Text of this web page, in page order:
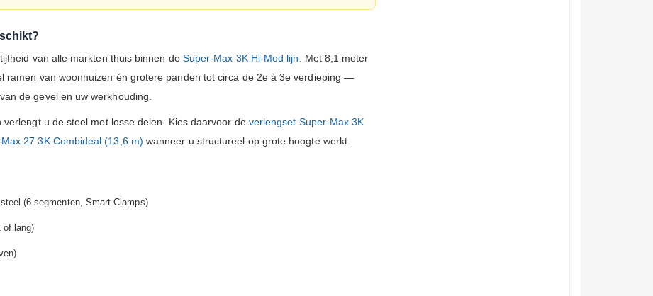
van alle markten thuis binnen de Super-Max 3K Hi-Mod lijn . Met 8,1 meter
ramen van woonhuizen én grotere panden tot circa de 2e à 3e verdieping —
de gevel en uw werkhouding.
u de steel met losse delen. Kies daarvoor de verlengset Super-Max 3K
27 3K Combideal (13,6 m) wanneer u structureel op grote hoogte werkt.
(6 segmenten, Smart Clamps)
of lang)